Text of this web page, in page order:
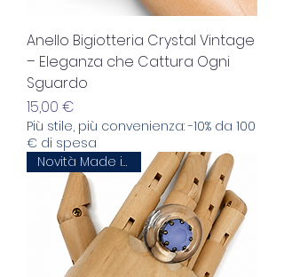
Anello Bigiotteria Crystal Vintage
– Eleganza che Cattura Ogni
Sguardo
Prezzo
15,00 €
Più stile, più convenienza: -10% da 100
€ di spesa
Novità Made in Italy